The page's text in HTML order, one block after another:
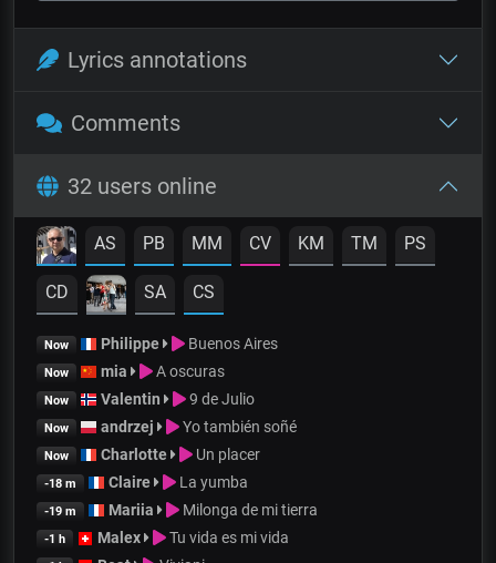
Lyrics annotations
Comments
32 users online
AS PB MM CV KM TM PS
CD SA CS
Now Philippe Buenos Aires
Now mia A oscuras
Now Valentin 9 de Julio
Now andrzej Yo también soñé
Now Charlotte Un placer
-18 m Claire La yumba
-19 m Mariia Milonga de mi tierra
-1 h Malex Tu vida es mi vida